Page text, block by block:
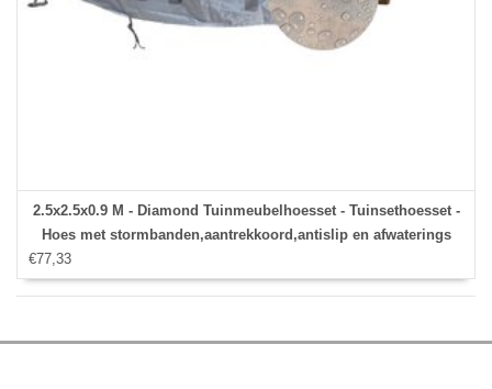
2.5x2.5x0.9 M - Diamond Tuinmeubelhoesset - Tuinsethoesset -
Hoes met stormbanden,aantrekkoord,antislip en afwaterings
€77,33